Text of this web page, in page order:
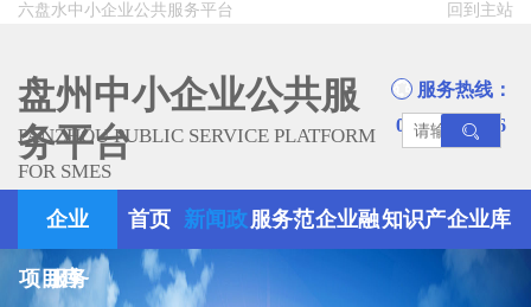
回到主站
六盘水中小企业公共服务平台
盘州中小企业公共服
务平台
PANZHOU PUBLIC SERVICE PLATFORM
FOR SMES
服务热线：
0858-8945666
企业
服务
首页 新闻政
策
服务范企业融知识产企业库
项目库